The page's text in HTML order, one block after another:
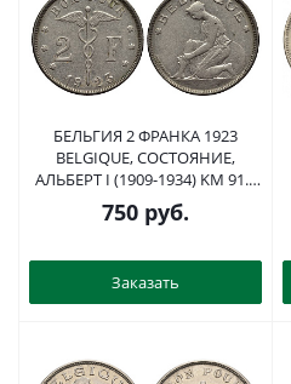
БЕЛЬГИЯ 2 ФРАНКА 1923
BELGIQUE, СОСТОЯНИЕ,
АЛЬБЕРТ I (1909-1934) KM 91.1
никель XF 4545-1211
750 руб.
Заказать